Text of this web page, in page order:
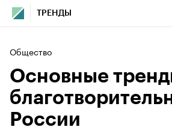
ТРЕНДЫ
Общество
Основные
России